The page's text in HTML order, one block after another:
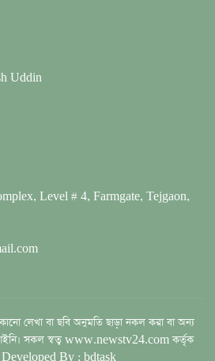
Uddin
Level # 4, Farmgate, Tejgaon,
লেখা বা ছবি অনুমতি ছাড়া নকল করা বা অন্য
সকল স্বত্ব www.newstv24.com কর্তৃক
| Developed By : bdtask